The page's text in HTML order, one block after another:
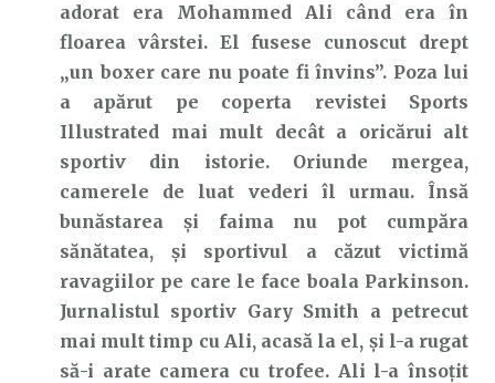
adorat era Mohammed Ali când era în
floarea vârstei. El fusese cunoscut drept
„un boxer care nu poate fi învins”. Poza lui
a apărut pe coperta revistei Sports
Illustrated mai mult decât a oricărui alt
sportiv din istorie. Oriunde mergea,
camerele de luat vederi îl urmau. Însă
bunăstarea și faima nu pot cumpăra
sănătatea, și sportivul a căzut victimă
ravagiilor pe care le face boala Parkinson.
Jurnalistul sportiv Gary Smith a petrecut
mai mult timp cu Ali, acasă la el, și l-a rugat
să-i arate camera cu trofee. Ali l-a însoțit